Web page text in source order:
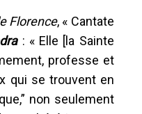
Florence, « Cantate
: « Elle [la Sainte
professe et
qui se trouvent en
non seulement